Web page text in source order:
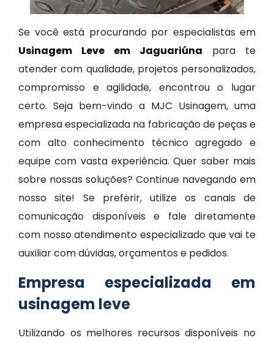
Se você está procurando por especialistas em
Usinagem Leve em Jaguariúna para te
atender com qualidade, projetos personalizados,
compromisso e agilidade, encontrou o lugar
certo. Seja bem-vindo a MJC Usinagem, uma
empresa especializada na fabricação de peças e
com alto conhecimento técnico agregado e
equipe com vasta experiência. Quer saber mais
sobre nossas soluções? Continue navegando em
nosso site! Se preferir, utilize os canais de
comunicação disponíveis e fale diretamente
com nosso atendimento especializado que vai te
auxiliar com dúvidas, orçamentos e pedidos.
Empresa especializada em
usinagem leve
Utilizando os melhores recursos disponíveis no